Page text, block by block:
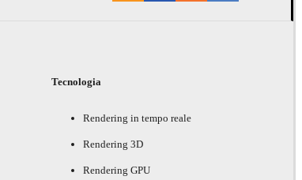
Tecnologia
Rendering in tempo reale
Rendering 3D
Rendering GPU